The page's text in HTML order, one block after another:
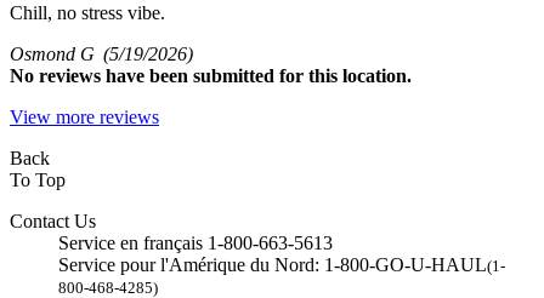
Chill, no stress vibe.
Osmond G (5/19/2026)
No reviews have been submitted for this location.
View more reviews
Back
To Top
Contact Us
Service en français 1-800-663-5613
Service pour l'Amérique du Nord: 1-800-GO-U-HAUL(1-
800-468-4285)